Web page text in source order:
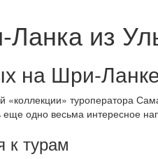
из
на Шри-
«коллекции» туроператора
еще одно весьма интересное
к турам